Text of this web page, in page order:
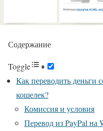
Содержание
Toggle
Как переводить деньги
кошелек?
Комиссия и условия
Перевод из PayPal на